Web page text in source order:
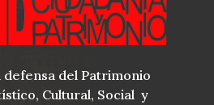
defensa del Patrimonio
Cultural, Social y